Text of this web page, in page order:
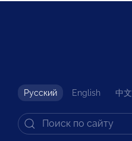
Русский English 中文